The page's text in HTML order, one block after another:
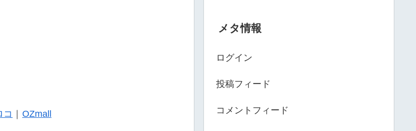
コ ｜ OZmall
メタ情報
ログイン
投稿フィード
コメントフィード